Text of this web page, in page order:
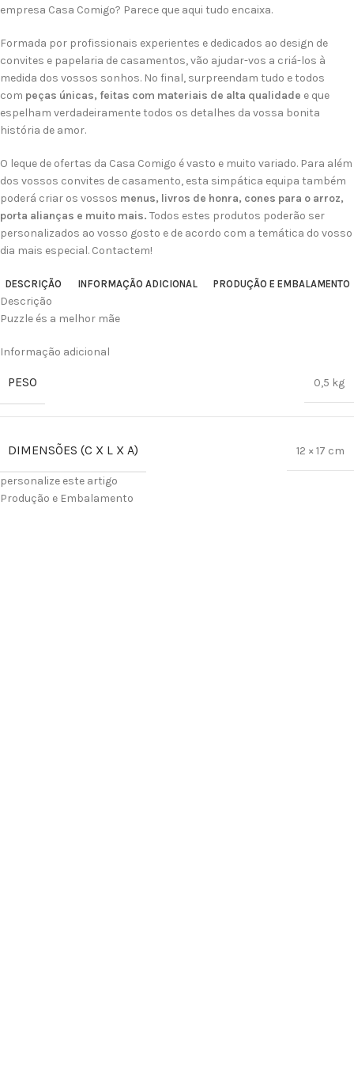
empresa Casa Comigo? Parece que aqui tudo encaixa.
Formada por profissionais experientes e dedicados ao design de
convites e papelaria de casamentos, vão ajudar-vos a criá-los à
medida dos vossos sonhos. No final, surpreendam tudo e todos
com peças únicas, feitas com materiais de alta qualidade e que
espelham verdadeiramente todos os detalhes da vossa bonita
história de amor.
O leque de ofertas da Casa Comigo é vasto e muito variado. Para além
dos vossos convites de casamento, esta simpática equipa também
poderá criar os vossos menus, livros de honra, cones para o arroz,
porta alianças e muito mais. Todos estes produtos poderão ser
personalizados ao vosso gosto e de acordo com a temática do vosso
dia mais especial. Contactem!
DESCRIÇÃO INFORMAÇÃO ADICIONAL PRODUÇÃO E EMBALAMENTO
Descrição
Puzzle és a melhor mãe
Informação adicional
PESO 0,5 kg
DIMENSÕES (C X L X A) 12 × 17 cm
personalize este artigo
Produção e Embalamento